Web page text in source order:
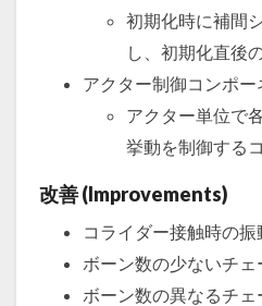
初期化時に補間
し、初期化直後
アクター制御コンポー
アクター単位で
挙動を制御する
改善 (Improvements)
コライダー接触時の振
ボーン数の少ないチ
ボーン数の異なるチ